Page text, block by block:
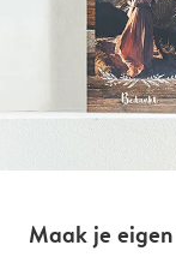
Maak je